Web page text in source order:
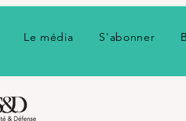
Le média S'abonner